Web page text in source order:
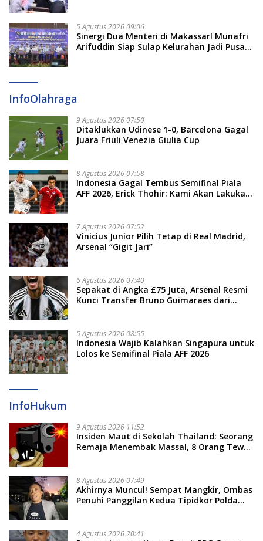
5 Agustus 2026 09:06
Sinergi Dua Menteri di Makassar! Munafri
Arifuddin Siap Sulap Kelurahan Jadi Pusat
InfoOlahraga
9 Agustus 2026 07:50
Ditaklukkan Udinese 1-0, Barcelona Gagal
Juara Friuli Venezia Giulia Cup
8 Agustus 2026 07:58
Indonesia Gagal Tembus Semifinal Piala
AFF 2026, Erick Thohir: Kami Akan Lakukan
7 Agustus 2026 07:52
Vinicius Junior Pilih Tetap di Real Madrid,
Arsenal “Gigit Jari”
6 Agustus 2026 07:40
Sepakat di Angka £75 Juta, Arsenal Resmi
Kunci Transfer Bruno Guimaraes dari
5 Agustus 2026 08:55
Indonesia Wajib Kalahkan Singapura untuk
Lolos ke Semifinal Piala AFF 2026
InfoHukum
9 Agustus 2026 11:52
Insiden Maut di Sekolah Thailand: Seorang
Remaja Menembak Massal, 8 Orang Tewas
8 Agustus 2026 07:49
Akhirnya Muncul! Sempat Mangkir, Ombas
Penuhi Panggilan Kedua Tipidkor Polda
4 Agustus 2026 20:41